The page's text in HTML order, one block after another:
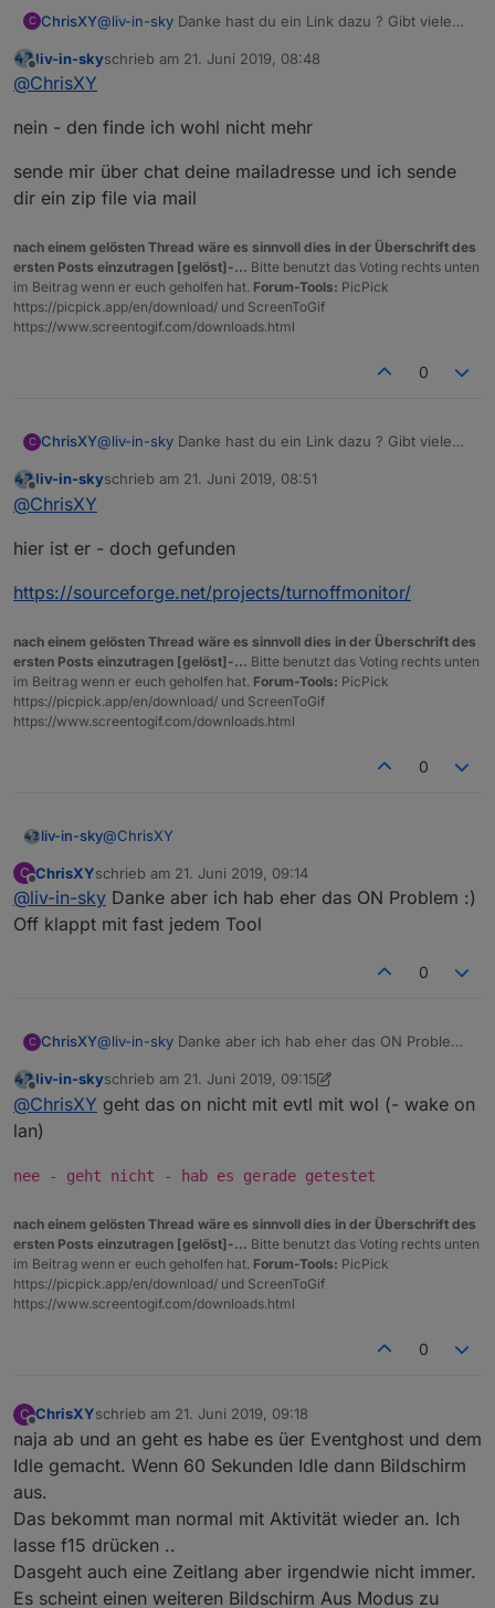
C ChrisXY@liv-in-sky Danke hast du ein Link dazu ? Gibt viele
aber das hat nicht immer geklappt :( Komisch dieses
Offline
liv-in-skyschrieb am 21. Juni 2019, 08:48
zuletzt editiert von
@ChrisXY
nein - den finde ich wohl nicht mehr
sende mir über chat deine mailadresse und ich sende
dir ein zip file via mail
nach einem gelösten Thread wäre es sinnvoll dies in der Überschrift des
ersten Posts einzutragen [gelöst]-... Bitte benutzt das Voting rechts unten
im Beitrag wenn er euch geholfen hat. Forum-Tools: PicPick
https://picpick.app/en/download/ und ScreenToGif
https://www.screentogif.com/downloads.html
0
C ChrisXY@liv-in-sky Danke hast du ein Link dazu ? Gibt viele
aber das hat nicht immer geklappt :( Komisch dieses
Offline
liv-in-skyschrieb am 21. Juni 2019, 08:51
zuletzt editiert von
@ChrisXY
hier ist er - doch gefunden
https://sourceforge.net/projects/turnoffmonitor/
nach einem gelösten Thread wäre es sinnvoll dies in der Überschrift des
ersten Posts einzutragen [gelöst]-... Bitte benutzt das Voting rechts unten
im Beitrag wenn er euch geholfen hat. Forum-Tools: PicPick
https://picpick.app/en/download/ und ScreenToGif
https://www.screentogif.com/downloads.html
0
liv-in-sky@ChrisXY
hier ist er - doch gefunden
https://sourceforge.net/projects/turnoffmonitor/
C
Offline
ChrisXYschrieb am 21. Juni 2019, 09:14
zuletzt editiert von
@liv-in-sky Danke aber ich hab eher das ON Problem :)
Off klappt mit fast jedem Tool
0
C ChrisXY@liv-in-sky Danke aber ich hab eher das ON Problem
Offline
liv-in-skyschrieb am 21. Juni 2019, 09:15
zuletzt editiert von liv-in-sky
@ChrisXY geht das on nicht mit evtl mit wol (- wake on
lan)
nee - geht nicht - hab es gerade getestet
nach einem gelösten Thread wäre es sinnvoll dies in der Überschrift des
ersten Posts einzutragen [gelöst]-... Bitte benutzt das Voting rechts unten
im Beitrag wenn er euch geholfen hat. Forum-Tools: PicPick
https://picpick.app/en/download/ und ScreenToGif
https://www.screentogif.com/downloads.html
0
C
Offline
ChrisXYschrieb am 21. Juni 2019, 09:18
zuletzt editiert von
naja ab und an geht es habe es üer Eventghost und dem
Idle gemacht. Wenn 60 Sekunden Idle dann Bildschirm
aus.
Das bekommt man normal mit Aktivität wieder an. Ich
lasse f15 drücken ..
Dasgeht auch eine Zeitlang aber irgendwie nicht immer.
Es scheint einen weiteren Bildschirm Aus Modus zu